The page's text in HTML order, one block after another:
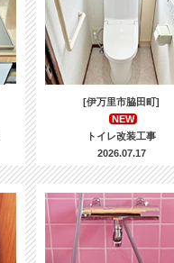
[伊万里市脇田町]
NEW
トイレ改装工事
2026.07.17